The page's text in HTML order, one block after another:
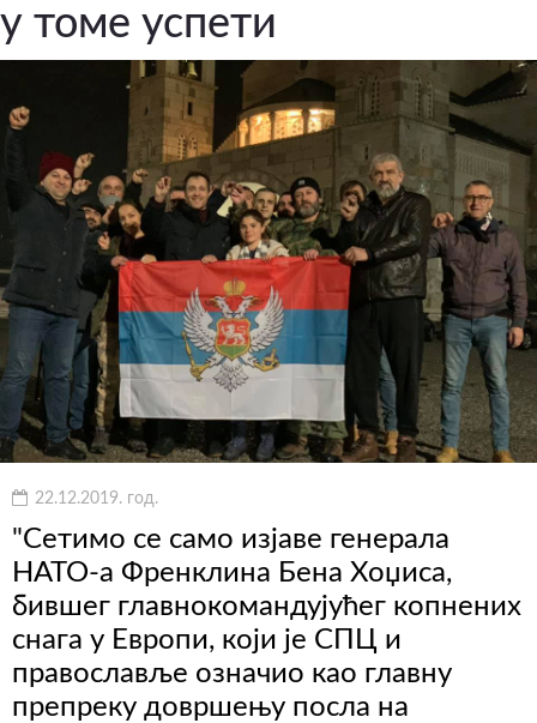
у томе успети
22.12.2019. год.
"Сетимо се само изјаве генерала
НАТО-а Френклина Бена Хоџиса,
бившег главнокомандујућег копнених
снага у Европи, који је СПЦ и
православље означио као главну
препреку довршењу посла на